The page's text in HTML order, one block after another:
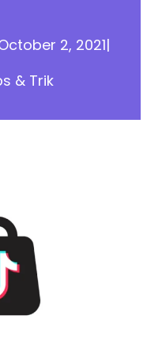
2, 2021|
& Trik